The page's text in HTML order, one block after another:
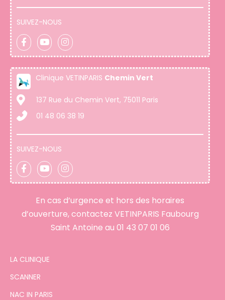
SUIVEZ-NOUS
Clinique VETINPARIS Chemin Vert
137 Rue du Chemin Vert, 75011 Paris
01 48 06 38 19
SUIVEZ-NOUS
En cas d’urgence et hors des horaires
d’ouverture, contactez VETINPARIS Faubourg
Saint Antoine au 01 43 07 01 06
LA CLINIQUE
SCANNER
NAC IN PARIS